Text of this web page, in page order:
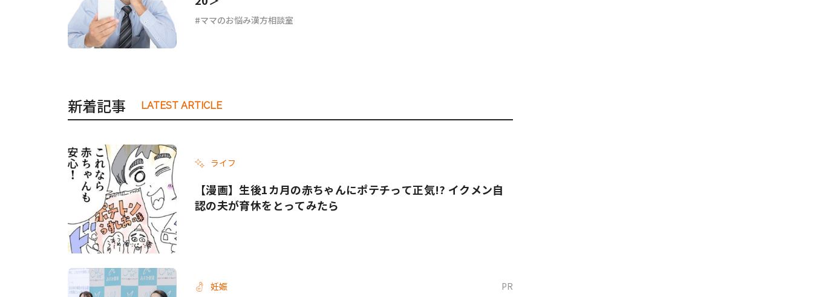
ママのお悩み漢方相談室
新着記事 LATEST ARTICLE
ライフ
【漫画】生後1カ月の赤ちゃんにポテチって正気!? イクメン自
認の夫が育休をとってみたら
妊娠 PR